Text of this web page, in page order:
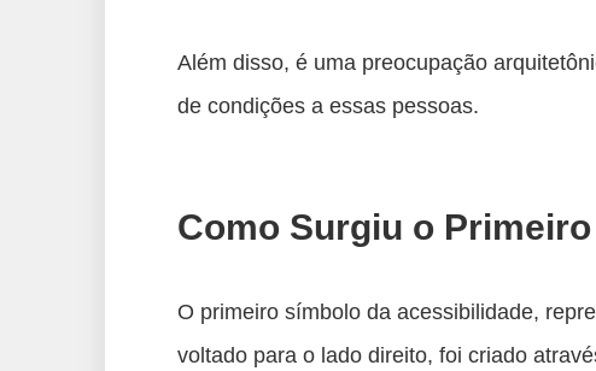
Além disso, é uma preocupação
de condições a essas pessoas.
Como Surgiu o
O primeiro símbolo da acessibilidade,
voltado para o lado direito, foi criado